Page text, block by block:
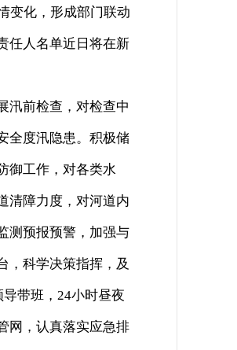
变化，形成部门联动
任人名单近日将在新
前检查，对检查中
全度汛隐患。积极储
御工作，对各类水
清障力度，对河道内
测预报预警，加强与
，科学决策指挥，及
带班，24小时昼夜
网，认真落实应急排